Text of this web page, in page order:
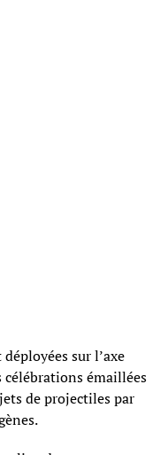
sur l’axe
émaillées
de projectiles par